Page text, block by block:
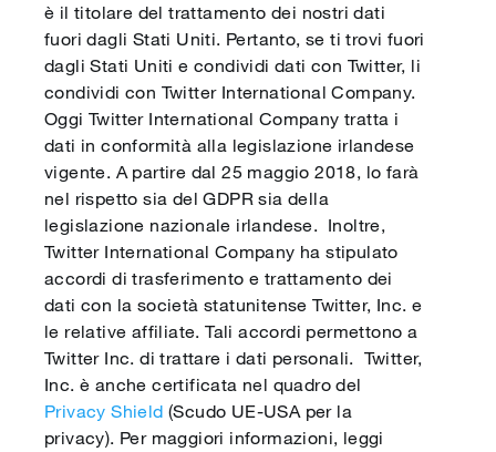
è il titolare del trattamento dei nostri dati
fuori dagli Stati Uniti. Pertanto, se ti trovi fuori
dagli Stati Uniti e condividi dati con Twitter, li
condividi con Twitter International Company.
Oggi Twitter International Company tratta i
dati in conformità alla legislazione irlandese
vigente. A partire dal 25 maggio 2018, lo farà
nel rispetto sia del GDPR sia della
legislazione nazionale irlandese. Inoltre,
Twitter International Company ha stipulato
accordi di trasferimento e trattamento dei
dati con la società statunitense Twitter, Inc. e
le relative affiliate. Tali accordi permettono a
Twitter Inc. di trattare i dati personali. Twitter,
Inc. è anche certificata nel quadro del
Privacy Shield (Scudo UE-USA per la
privacy). Per maggiori informazioni, leggi